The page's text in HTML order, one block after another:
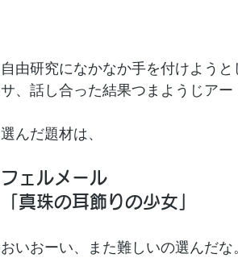
自由研究になかなか手を付けよう
サ、話し合った結果つまようじアー
選んだ題材は、
フェルメール
「真珠の耳飾りの少女」
おいおーい、また難しいの選んだな。